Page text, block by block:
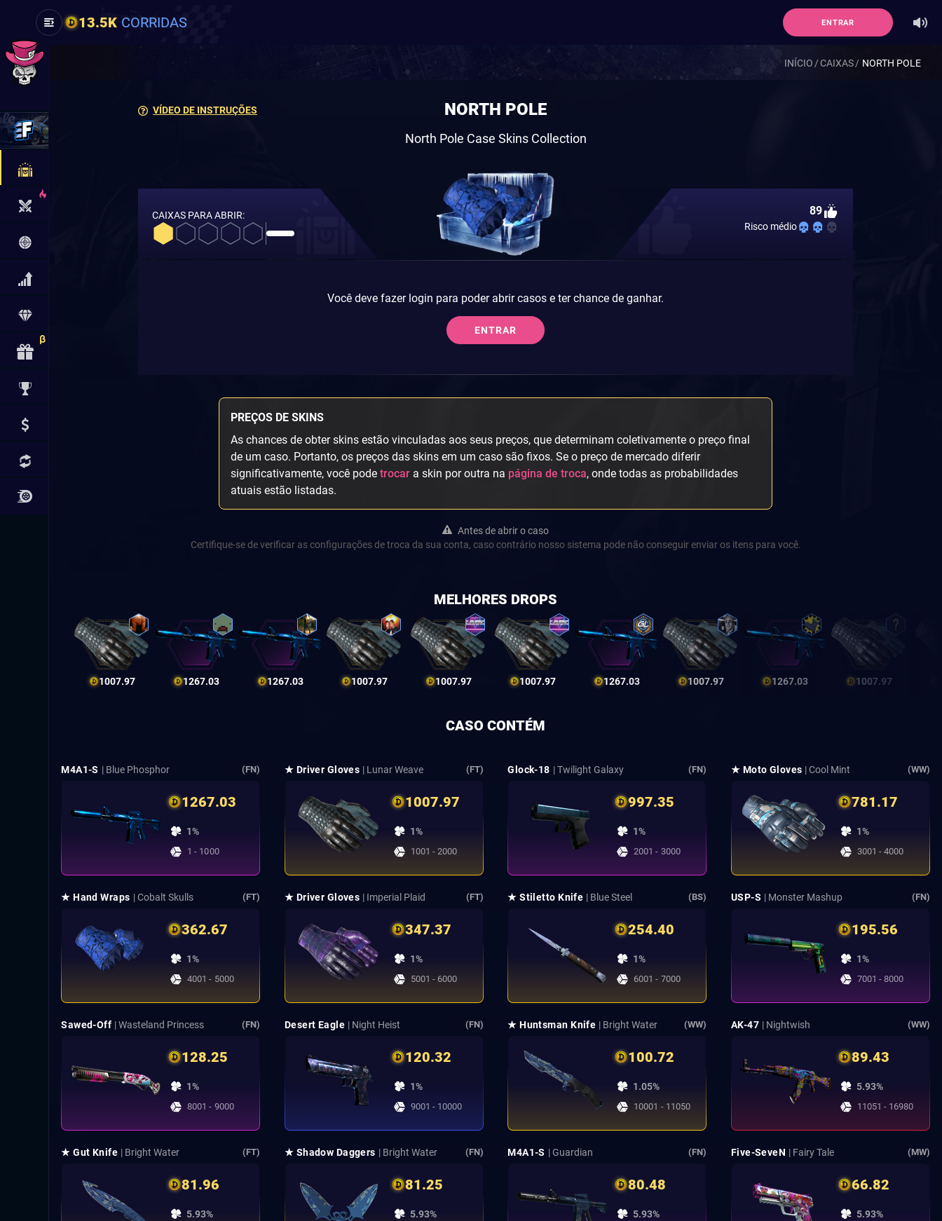
13.5K CORRIDAS ENTRAR
INÍCIO CAIXAS NORTH POLE
VÍDEO DE INSTRUÇÕES NORTH POLE
North Pole Case Skins Collection
CAIXAS PARA ABRIR: 89
Risco médio
Você deve fazer login para poder abrir casos e ter chance de ganhar.
ENTRAR
PREÇOS DE SKINS
As chances de obter skins estão vinculadas aos seus preços, que determinam coletivamente o preço final
de um caso. Portanto, os preços das skins em um caso são fixos. Se o preço de mercado diferir
significativamente, você pode trocar a skin por outra na página de troca, onde todas as probabilidades
atuais estão listadas.
Antes de abrir o caso
Certifique-se de verificar as configurações de troca da sua conta, caso contrário nosso sistema pode não conseguir enviar os itens para você.
MELHORES DROPS
1007.97 1267.03 1267.03 1007.97 1007.97 1007.97 1267.03 1007.97 1267.03 1007.97
CASO CONTÉM
M4A1-S | Blue Phosphor (FN)
1267.03
1%
1 - 1000
★ Driver Gloves | Lunar Weave (FT)
1007.97
1%
1001 - 2000
Glock-18 | Twilight Galaxy (FN)
997.35
1%
2001 - 3000
★ Moto Gloves | Cool Mint (WW)
781.17
1%
3001 - 4000
★ Hand Wraps | Cobalt Skulls (FT)
362.67
1%
4001 - 5000
★ Driver Gloves | Imperial Plaid (FT)
347.37
1%
5001 - 6000
★ Stiletto Knife | Blue Steel (BS)
254.40
1%
6001 - 7000
USP-S | Monster Mashup (FN)
195.56
1%
7001 - 8000
Sawed-Off | Wasteland Princess (FN)
128.25
1%
8001 - 9000
Desert Eagle | Night Heist (FN)
120.32
1%
9001 - 10000
★ Huntsman Knife | Bright Water (WW)
100.72
1.05%
10001 - 11050
AK-47 | Nightwish (WW)
89.43
5.93%
11051 - 16980
★ Gut Knife | Bright Water (FT)
81.96
5.93%
★ Shadow Daggers | Bright Water (FN)
81.25
5.93%
M4A1-S | Guardian (FN)
80.48
5.93%
Five-SeveN | Fairy Tale (MW)
66.82
5.93%